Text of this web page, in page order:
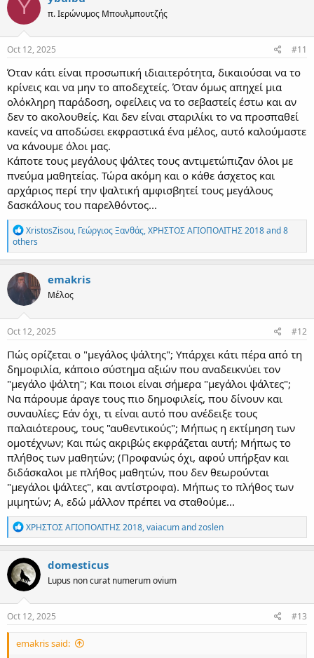
t
o
n
s
Y π. Ιερώνυμος Μπουλμπουτζής
Oct 12, 2025 #11
Όταν κάτι είναι προσωπική ιδιαιτερότητα, δικαιούσαι να το
κρίνεις και να μην το αποδεχτείς. Όταν όμως απηχεί μια
ολόκληρη παράδοση, οφείλεις να το σεβαστείς έστω και αν
δεν το ακολουθείς. Και δεν είναι σταριλίκι το να προσπαθεί
κανείς να αποδώσει εκφραστικά ένα μέλος, αυτό καλούμαστε
να κάνουμε όλοι μας.
Κάποτε τους μεγάλους ψάλτες τους αντιμετώπιζαν όλοι με
πνεύμα μαθητείας. Τώρα ακόμη και ο κάθε άσχετος και
αρχάριος περί την ψαλτική αμφισβητεί τους μεγάλους
δασκάλους του παρελθόντος...
R
e
a
c
t
i
n
s
:
XristosZisou, Γεώργιος Ξανθάς,ΧΡΗΣΤΟΣ ΑΓΙΟΠΟΛΙΤΗΣ 2018and 8
others
emakris
Μέλος
Oct 12, 2025 #12
Πώς ορίζεται ο "μεγάλος ψάλτης"; Υπάρχει κάτι πέρα από τη
δημοφιλία, κάποιο σύστημα αξιών που αναδεικνύει τον
"μεγάλο ψάλτη"; Και ποιοι είναι σήμερα "μεγάλοι ψάλτες";
Να πάρουμε άραγε τους πιο δημοφιλείς, που δίνουν και
συναυλίες; Εάν όχι, τι είναι αυτό που ανέδειξε τους
παλαιότερους, τους "αυθεντικούς"; Μήπως η εκτίμηση των
ομοτέχνων; Και πώς ακριβώς εκφράζεται αυτή; Μήπως το
πλήθος των μαθητών; (Προφανώς όχι, αφού υπήρξαν και
διδάσκαλοι με πλήθος μαθητών, που δεν θεωρούνται
"μεγάλοι ψάλτες", και αντίστροφα). Μήπως το πλήθος των
μιμητών; Α, εδώ μάλλον πρέπει να σταθούμε...
R
e
a
c
t
i
o
n
s
ΧΡΗΣΤΟΣ ΑΓΙΟΠΟΛΙΤΗΣ 2018,vaiacumandzoslen
domesticus
Lupus non curat numerum ovium
Oct 12, 2025 #13
emakris said: